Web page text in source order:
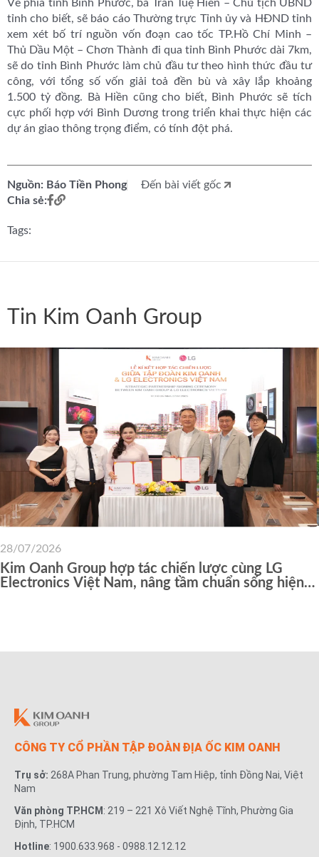
Về phía tỉnh Bình Phước, bà Trần Tuệ Hiền – Chủ tịch UBND
tỉnh cho biết, sẽ báo cáo Thường trực Tỉnh ủy và HĐND tỉnh
xem xét bố trí nguồn vốn đoạn cao tốc TP.Hồ Chí Minh –
Thủ Dầu Một – Chơn Thành đi qua tỉnh Bình Phước dài 7km,
sẽ do tỉnh Bình Phước làm chủ đầu tư theo hình thức đầu tư
công, với tổng số vốn giải toả đền bù và xây lắp khoảng
1.500 tỷ đồng. Bà Hiền cũng cho biết, Bình Phước sẽ tích
cực phối hợp với Bình Dương trong triển khai thực hiện các
dự án giao thông trọng điểm, có tính đột phá.
Nguồn: Báo Tiền Phong
Đến bài viết gốc
Chia sẻ:
Tags:
Tin Kim Oanh Group
Kim Oanh Group hợp tác chiến lược cùng LG
Electronics Việt Nam, nâng tầm chuẩn sống hiện
28/07/2026
CÔNG TY CỔ PHẦN TẬP ĐOÀN ĐỊA ỐC KIM OANH
Trụ sở: 268A Phan Trung, phường Tam Hiệp, tỉnh Đồng Nai, Việt
Nam
Văn phòng TP.HCM : 219 – 221 Xô Viết Nghệ Tĩnh, Phường Gia
Định, TP.HCM
Hotline: 1900.633.968 - 0988.12.12.12